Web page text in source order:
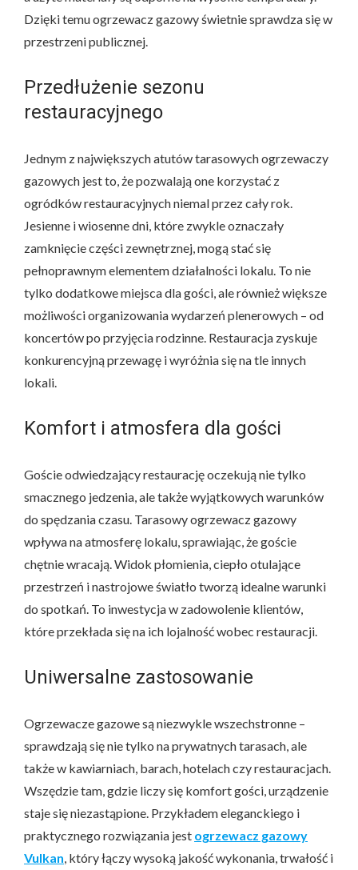
Dzięki temu ogrzewacz gazowy świetnie sprawdza się w
przestrzeni publicznej.
Przedłużenie sezonu
restauracyjnego
Jednym z największych atutów tarasowych ogrzewaczy
gazowych jest to, że pozwalają one korzystać z
ogródków restauracyjnych niemal przez cały rok.
Jesienne i wiosenne dni, które zwykle oznaczały
zamknięcie części zewnętrznej, mogą stać się
pełnoprawnym elementem działalności lokalu. To nie
tylko dodatkowe miejsca dla gości, ale również większe
możliwości organizowania wydarzeń plenerowych – od
koncertów po przyjęcia rodzinne. Restauracja zyskuje
konkurencyjną przewagę i wyróżnia się na tle innych
lokali.
Komfort i atmosfera dla gości
Goście odwiedzający restaurację oczekują nie tylko
smacznego jedzenia, ale także wyjątkowych warunków
do spędzania czasu. Tarasowy ogrzewacz gazowy
wpływa na atmosferę lokalu, sprawiając, że goście
chętnie wracają. Widok płomienia, ciepło otulające
przestrzeń i nastrojowe światło tworzą idealne warunki
do spotkań. To inwestycja w zadowolenie klientów,
które przekłada się na ich lojalność wobec restauracji.
Uniwersalne zastosowanie
Ogrzewacze gazowe są niezwykle wszechstronne –
sprawdzają się nie tylko na prywatnych tarasach, ale
także w kawiarniach, barach, hotelach czy restauracjach.
Wszędzie tam, gdzie liczy się komfort gości, urządzenie
staje się niezastąpione. Przykładem eleganckiego i
praktycznego rozwiązania jest ogrzewacz gazowy
Vulkan , który łączy wysoką jakość wykonania, trwałość i